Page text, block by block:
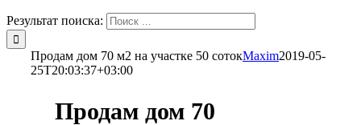
Результат поиска:
Продам дом 70 м2 на участке 50 сотокMaxim2019-05-
25T20:03:37+03:00
Продам дом 70